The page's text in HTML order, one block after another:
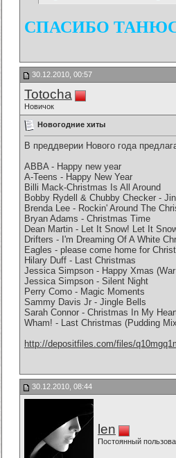
СПАСИБО
30.12.2010, 00:57
Totocha
Новичок
Новогодние хиты
В преддверии Нового года
ABBA - Happy new year
A-Teens - Happy New Year
Billi Mack-Christmas Is All Around
Bobby Rydell & Chubby Checker -
Brenda Lee - Rockin' Around The
Bryan Adams - Christmas Time
Dean Martin - Let It Snow! Let It
Drifters - I'm Dreaming Of A White
Eagles - please come home for
Hilary Duff - Last Christmas
Jessica Simpson - Happy Xmas
Jessica Simpson - Silent Night
Perry Como - Magic Moments
Sammy Davis Jr - Jingle Bells
Sarah Connor - Christmas In My
Wham! - Last Christmas (Pudding
http://depositfiles.com/files/
30.12.2010, 08:44
len
Постоянный